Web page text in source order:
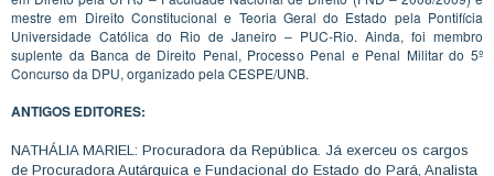
mestre em Direito Constitucional e Teoria Geral do Estado pela Pontifícia
Universidade Católica do Rio de Janeiro – PUC-Rio. Ainda, foi membro
suplente da Banca de Direito Penal, Processo Penal e Penal Militar do 5º
Concurso da DPU, organizado pela CESPE/UNB.
ANTIGOS EDITORES:
NATHÁLIA MARIEL: Procuradora da República. Já exerceu os cargos
de Procuradora Autárquica e Fundacional do Estado do Pará, Analista